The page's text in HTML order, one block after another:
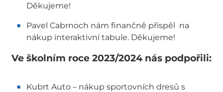
Děkujeme!
Pavel Cabrnoch nám finančně přispěl na
nákup interaktivní tabule. Děkujeme!
Ve školním roce 2023/2024 nás podpořili:
Kubrt Auto – nákup sportovních dresů s